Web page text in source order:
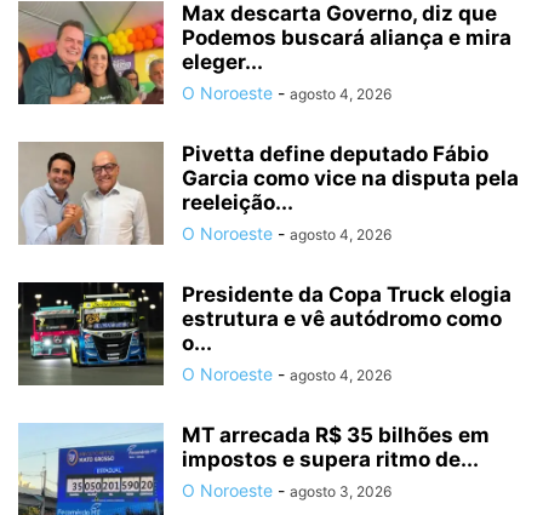
Max descarta Governo, diz que
Podemos buscará aliança e mira
eleger...
O Noroeste - agosto 4, 2026
Pivetta define deputado Fábio
Garcia como vice na disputa pela
reeleição...
O Noroeste - agosto 4, 2026
Presidente da Copa Truck elogia
estrutura e vê autódromo como
o...
O Noroeste - agosto 4, 2026
MT arrecada R$ 35 bilhões em
impostos e supera ritmo de...
O Noroeste - agosto 3, 2026